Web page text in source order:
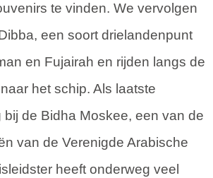
te vinden. We vervolgen
een soort drielandenpunt
en Fujairah en rijden langs de
het schip. Als laatste
de Bidha Moskee, een van de
van de Verenigde Arabische
heeft onderweg veel